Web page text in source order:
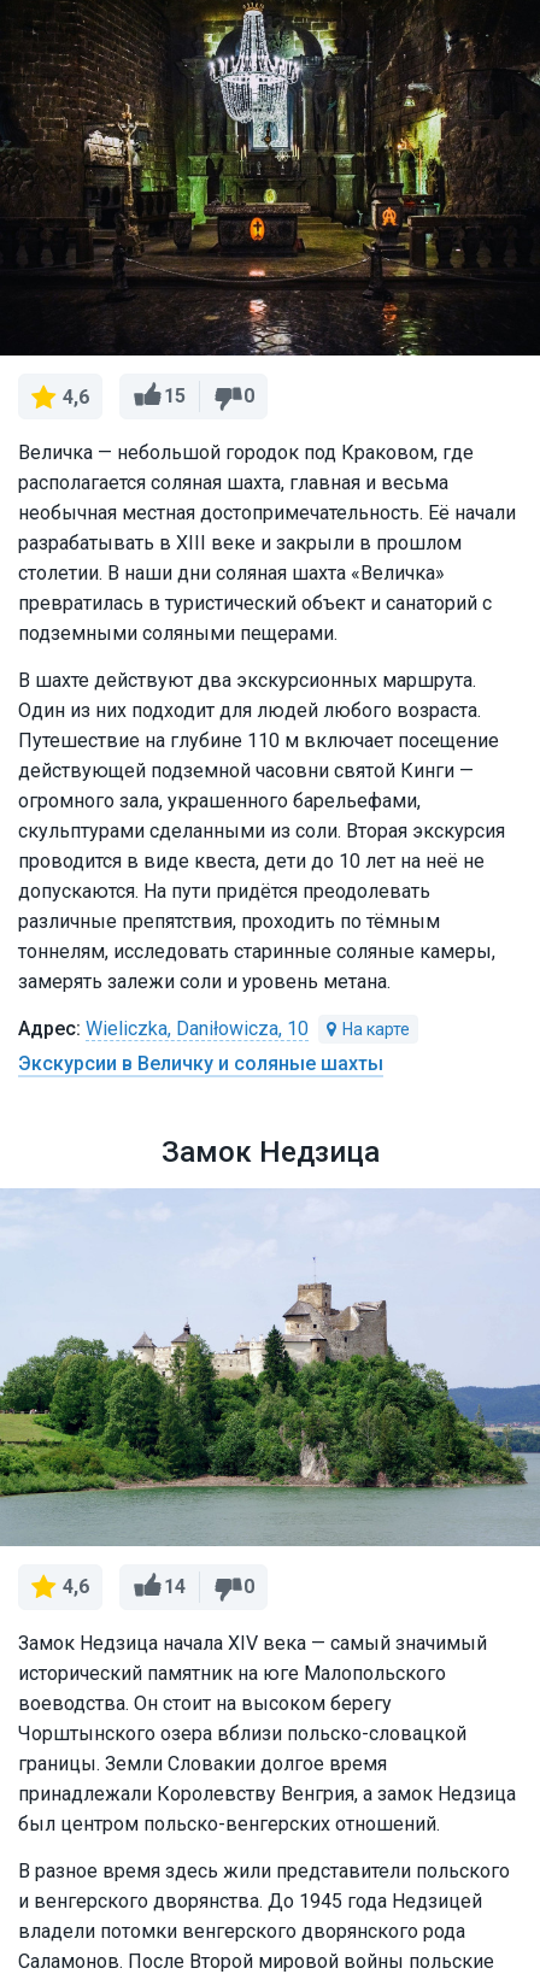
4,6 15 0
Величка — небольшой городок под Краковом, где
располагается соляная шахта, главная и весьма
необычная местная достопримечательность. Её начали
разрабатывать в XIII веке и закрыли в прошлом
столетии. В наши дни соляная шахта «Величка»
превратилась в туристический объект и санаторий с
подземными соляными пещерами.
В шахте действуют два экскурсионных маршрута.
Один из них подходит для людей любого возраста.
Путешествие на глубине 110 м включает посещение
действующей подземной часовни святой Кинги —
огромного зала, украшенного барельефами,
скульптурами сделанными из соли. Вторая экскурсия
проводится в виде квеста, дети до 10 лет на неё не
допускаются. На пути придётся преодолевать
различные препятствия, проходить по тёмным
тоннелям, исследовать старинные соляные камеры,
замерять залежи соли и уровень метана.
Wieliczka, Daniłowicza, 10
Экскурсии в Величку и соляные шахты
Замок Недзица
4,6 14 0
Замок Недзица начала XIV века — самый значимый
исторический памятник на юге Малопольского
воеводства. Он стоит на высоком берегу
Чорштынского озера вблизи польско-словацкой
границы. Земли Словакии долгое время
принадлежали Королевству Венгрия, а замок Недзица
был центром польско-венгерских отношений.
В разное время здесь жили представители польского
и венгерского дворянства. До 1945 года Недзицей
владели потомки венгерского дворянского рода
Саламонов. После Второй мировой войны польские